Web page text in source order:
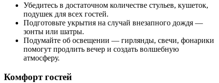
Убедитесь в достаточном количестве стульев, кушеток,
подушек для всех гостей.
Подготовьте укрытия на случай внезапного дождя —
зонты или шатры.
Подумайте об освещении — гирлянды, свечи, фонарики
помогут продлить вечер и создать волшебную
атмосферу.
Комфорт гостей